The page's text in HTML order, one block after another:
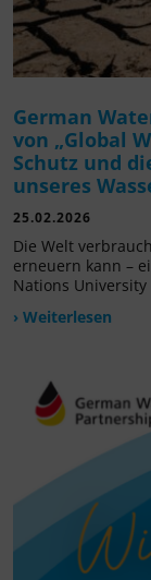
German
von „Global
Schutz und
unseres
25.02.2026
Die Welt
erneuern kann –
Nations University
› Weiterlesen